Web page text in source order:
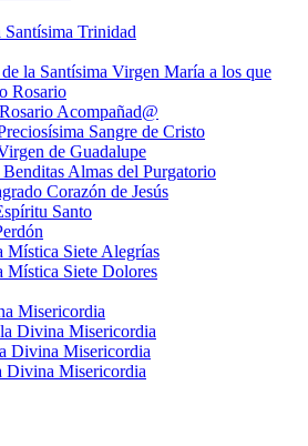
Santísima Trinidad
de la Santísima Virgen María a los que
Rosario
Acompañad@
Sangre de Cristo
de Guadalupe
Almas del Purgatorio
Corazón de Jesús
Santo
Mística Siete Alegrías
Mística Siete Dolores
Misericordia
Divina Misericordia
Divina Misericordia
Divina Misericordia